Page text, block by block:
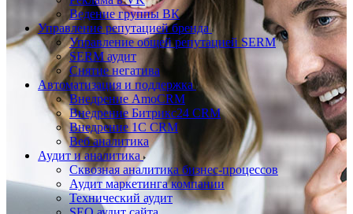
Ведение группы ВК
Управление репутацией бренда
Управление общей репутацией SERM
SERM аудит
Снятие негатива
Автоматизация и поддержка
Внедрение AmoCRM
Внедрение Битрикс24 CRM
Внедрение 1C CRM
Веб аналитика
Аудит и аналитика
Сквозная аналитика бизнес-процессов
Аудит маркетинга компании
Технический аудит